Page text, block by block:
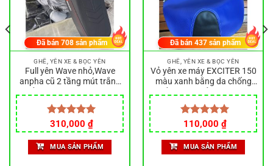
GHẾ, YÊN XE & BỌC YÊN
Full yên Wave nhỏ,Wave
anpha cũ 2 tầng mút trắng
Được xếp
hạng5.00
5 sao
310,000 ₫
Đã bán708 sản phẩm
MUA SẢN PHẨM
GHẾ, YÊN XE & BỌC YÊN
Vỏ yên xe máy EXCITER 150
màu xanh bằng da chống
tốt
Được xếp
hạng5.00
5 sao
110,000 ₫
Đã bán437 sản phẩm
MUA SẢN PHẨM